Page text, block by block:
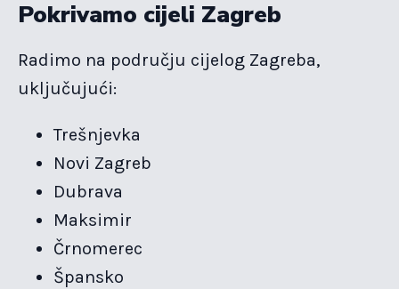
Pokrivamo cijeli Zagreb
Radimo na području cijelog Zagreba,
uključujući:
Trešnjevka
Novi Zagreb
Dubrava
Maksimir
Črnomerec
Špansko